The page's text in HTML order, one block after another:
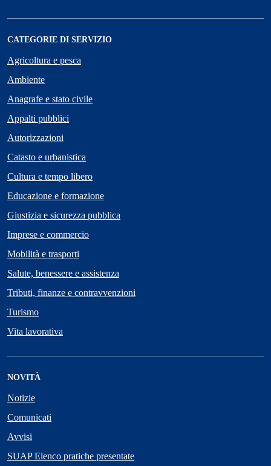
CATEGORIE DI SERVIZIO
Agricoltura e pesca
Ambiente
Anagrafe e stato civile
Appalti pubblici
Autorizzazioni
Catasto e urbanistica
Cultura e tempo libero
Educazione e formazione
Giustizia e sicurezza pubblica
Imprese e commercio
Mobilità e trasporti
Salute, benessere e assistenza
Tributi, finanze e contravvenzioni
Turismo
Vita lavorativa
NOVITÀ
Notizie
Comunicati
Avvisi
SUAP Elenco pratiche presentate